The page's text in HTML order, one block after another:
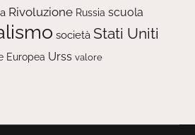
Rivoluzione Russia scuola
società Stati Uniti
Europea Urss valore